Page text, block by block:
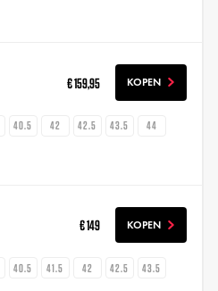
€ 159,95 KOPEN
40.5 42 42.5 43.5
44
€ 149 KOPEN
40.5 41.5 42 42.5
43.5